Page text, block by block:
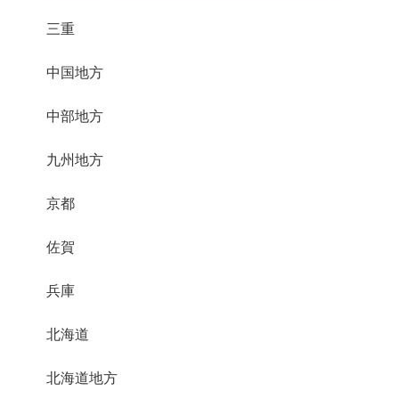
三重
中国地方
中部地方
九州地方
京都
佐賀
兵庫
北海道
北海道地方